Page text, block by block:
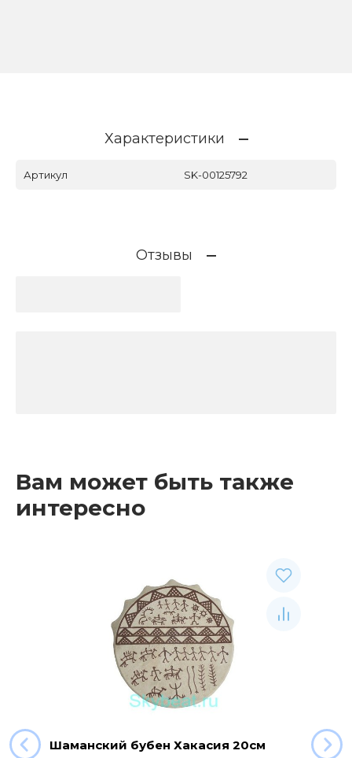
Характеристики
Артикул SK-00125792
Отзывы
Вам может быть также
интересно
Шаманский бубен Хакасия 20см